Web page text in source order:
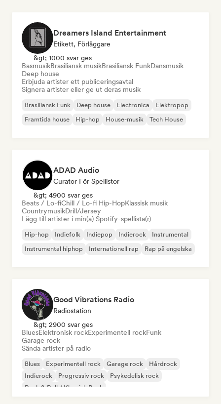
Dreamers Island Entertainment
Etikett, Förläggare
&gt; 1000 svar ges
BasmusikBrasiliansk musikBrasiliansk FunkDansmusik
Deep house
Erbjuda artister ett publiceringsavtal
Signera artister eller ge ut deras musik
Brasiliansk Funk Deep house Electronica
Elektropop
Framtida house
Hip-hop House-musik Tech House
ADAD Audio
Curator För Spellistor
&gt; 4900 svar ges
Beats / Lo-fiChill / Lo-fi Hip-HopKlassisk musik
CountrymusikDrill/Jersey
Lägg till artister i min(a) Spotify-spellista(r)
Hip-hop Indiefolk Indiepop Indierock
Instrumental
Instrumental hiphop
Internationell rap Rap på engelska
Good Vibrations Radio
Radiostation
&gt; 2900 svar ges
BluesElektronisk rockExperimentell rockFunk
Garage rock
Sända artister på radio
Blues Experimentell rock Garage rock
Hårdrock
Indierock
Progressiv rock
Psykedelisk rock
Rock & Roll / Klassisk Rock